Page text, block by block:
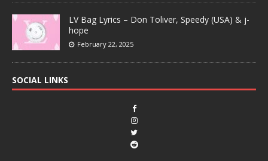
LV Bag Lyrics – Don Toliver, Speedy (USA) & j-
hope
February 22, 2025
SOCIAL LINKS